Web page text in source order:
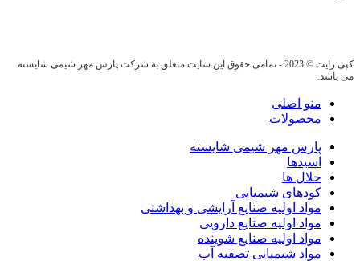
کپی رایت © 2023 - تمامی حقوق این سایت متعلق به شرکت پارس مهر شیمی شایسته
می باشد.
منو اصلی
محصولات
پارس مهر شیمی شایسته
اسیدها
حلال ها
کودهای شیمیایی
مواد اولیه صنایع آرایشی و بهداشتی
مواد اولیه صنایع دارویی
مواد اولیه صنایع شوینده
مواد شیمیایی تصفیه آب